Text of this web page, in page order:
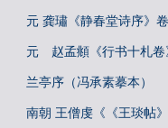
元 龚璛《静春堂诗序》卷
元 赵孟頫《行书十札卷
兰亭序（冯承素摹本）
南朝 王僧虔《《王琰帖